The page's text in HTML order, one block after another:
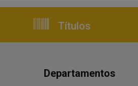
Títulos
Departamentos